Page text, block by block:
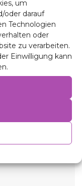
um
oder darauf
Technologien
oder
zu verarbeiten.
Einwilligung kann
und
hohe als auch
so für mehr
Dunkelheit für
die sich